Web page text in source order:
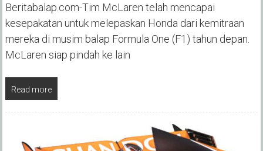
Beritabalap.com-Tim McLaren telah mencapai
kesepakatan untuk melepaskan Honda dari kemitraan
mereka di musim balap Formula One (F1) tahun depan.
McLaren siap pindah ke lain
Read more